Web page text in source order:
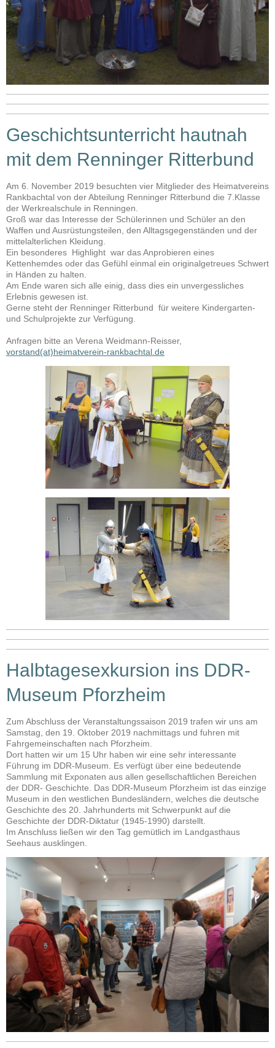
Geschichtsunterricht hautnah
mit dem Renninger Ritterbund
Am 6. November 2019 besuchten vier Mitglieder des Heimatvereins
Rankbachtal von der Abteilung Renninger Ritterbund die 7.Klasse
der Werkrealschule in Renningen.
Groß war das Interesse der Schülerinnen und Schüler an den
Waffen und Ausrüstungsteilen, den Alltagsgegenständen und der
mittelalterlichen Kleidung.
Ein besonderes Highlight war das Anprobieren eines
Kettenhemdes oder das Gefühl einmal ein originalgetreues Schwert
in Händen zu halten.
Am Ende waren sich alle einig, dass dies ein unvergessliches
Erlebnis gewesen ist.
Gerne steht der Renninger Ritterbund für weitere Kindergarten-
und Schulprojekte zur Verfügung.
Anfragen bitte an Verena Weidmann-Reisser,
vorstand(at)heimatverein-rankbachtal.de
Halbtagesexkursion ins DDR-
Museum Pforzheim
Zum Abschluss der Veranstaltungssaison 2019 trafen wir uns am
Samstag, den 19. Oktober 2019 nachmittags und fuhren mit
Fahrgemeinschaften nach Pforzheim.
Dort hatten wir um 15 Uhr haben wir eine sehr interessante
Führung im DDR-Museum. Es verfügt über eine bedeutende
Sammlung mit Exponaten aus allen gesellschaftlichen Bereichen
der DDR- Geschichte. Das DDR-Museum Pforzheim ist das einzige
Museum in den westlichen Bundesländern, welches die deutsche
Geschichte des 20. Jahrhunderts mit Schwerpunkt auf die
Geschichte der DDR-Diktatur (1945-1990) darstellt.
Im Anschluss ließen wir den Tag gemütlich im Landgasthaus
Seehaus ausklingen.